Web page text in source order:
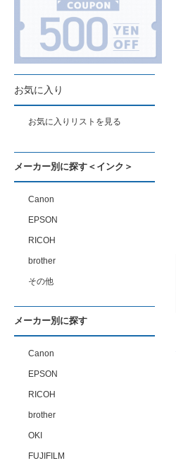
お気に入り
お気に入りリストを見る
メーカー別に探す＜インク＞
Canon
EPSON
RICOH
brother
その他
メーカー別に探す
Canon
EPSON
RICOH
brother
OKI
FUJIFILM